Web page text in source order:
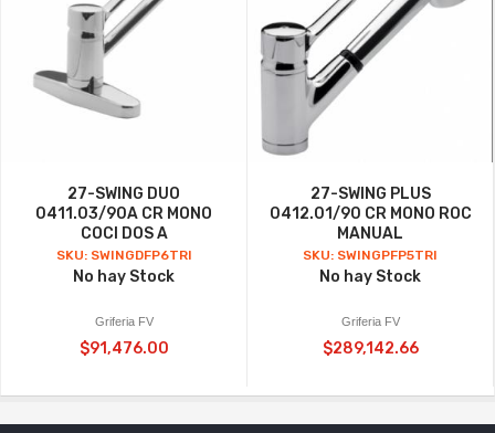
27-SWING DUO
0411.03/90A CR MONO
COCI DOS A
SKU: SWINGDFP6TRI
No hay Stock
Griferia FV
$91,476.00
27-SWING PLUS
0412.01/90 CR MONO ROC
MANUAL
SKU: SWINGPFP5TRI
No hay Stock
Griferia FV
$289,142.66